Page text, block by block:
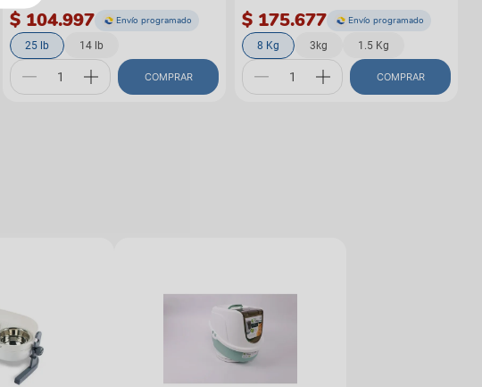
$ 104.997 Envío programado
25 lb 14 lb
COMPRAR
$ 175.677 Envío programado
8 Kg 3kg 1.5 Kg
COMPRAR